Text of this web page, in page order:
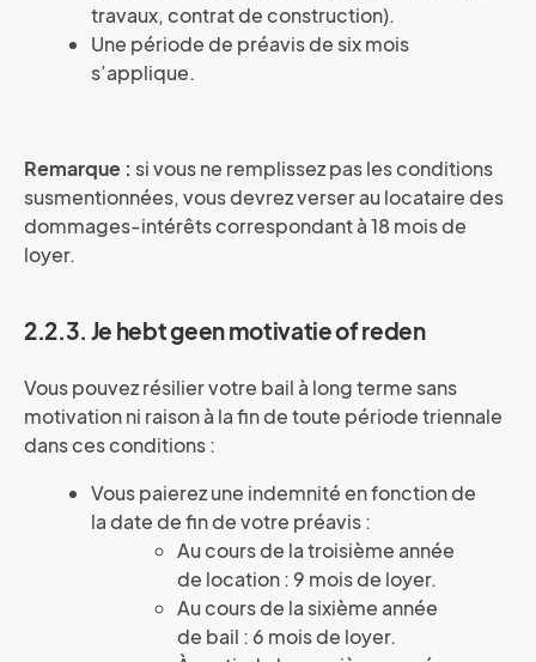
travaux, contrat de construction).
Une période de préavis de six mois
s’applique.
Remarque : si vous ne remplissez pas les conditions
susmentionnées, vous devrez verser au locataire des
dommages-intérêts correspondant à 18 mois de
loyer.
2.2.3. Je hebt geen motivatie of reden
Vous pouvez résilier votre bail à long terme sans
motivation ni raison à la fin de toute période triennale
dans ces conditions :
Vous paierez une indemnité en fonction de
la date de fin de votre préavis :
Au cours de la troisième année
de location : 9 mois de loyer.
Au cours de la sixième année
de bail : 6 mois de loyer.